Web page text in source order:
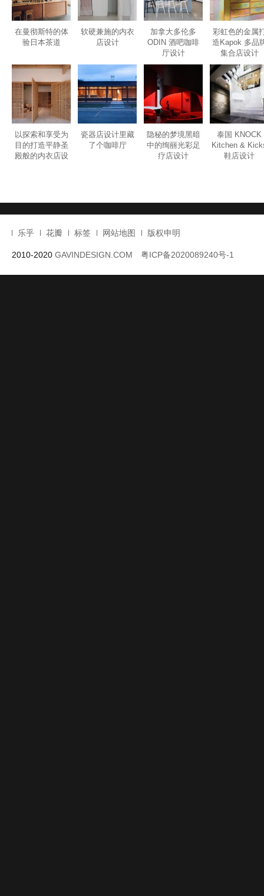
在曼彻斯特的体
验日本茶道
软硬兼施的内衣
店设计
加拿大多伦多
ODIN 酒吧咖啡
厅设计
彩虹色的金属
造Kapok 多品
集合店设计
以探索和享受为
目的打造平静圣
殿般的内衣店设
瓷器店设计里藏
了个咖啡厅
隐秘的梦境黑暗
中的绚丽光彩足
疗店设计
泰国 KNOCK
Kitchen &
鞋店设计
乐乎 花瓣 标签 网站地图 版权申明
2010-2020 GAVINDESIGN.COM 粤ICP备2020089240号-1